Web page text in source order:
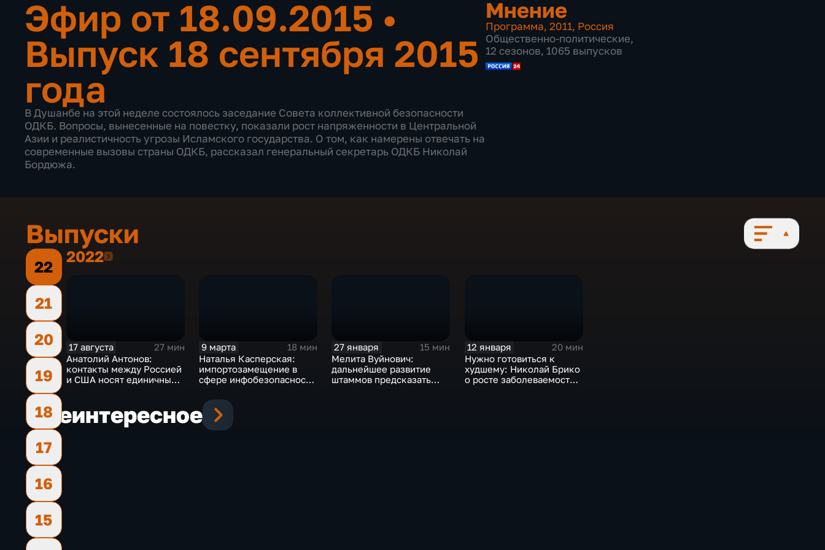
Эфир от 18.09.2015 •
Выпуск 18 сентября 2015
года
В Душанбе на этой неделе состоялось заседание Совета коллективной безопасности
ОДКБ. Вопросы, вынесенные на повестку, показали рост напряженности в Центральной
Азии и реалистичность угрозы Исламского государства. О том, как намерены отвечать на
современные вызовы страны ОДКБ, рассказал генеральный секретарь ОДКБ Николай
Бордюжа.
Мнение
Программа, 2011, Россия
Общественно-политические,
12 сезонов, 1065 выпусков
Выпуски
22
21
20
19
18
17
16
15
20222022
17 августа
27 мин
Анатолий Антонов:
контакты между Россией
и США носят единичный
9 марта
18 мин
Наталья Касперская:
импортозамещение в
сфере инфобезопасности
27 января
15 мин
Мелита Вуйнович:
дальнейшее развитие
штаммов предсказать
12 января
20 мин
Нужно готовиться к
худшему: Николай Брико
о росте заболеваемости
Ещеинтересное